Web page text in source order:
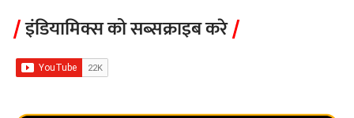
इंडियामिक्स को सब्सक्राइब करे